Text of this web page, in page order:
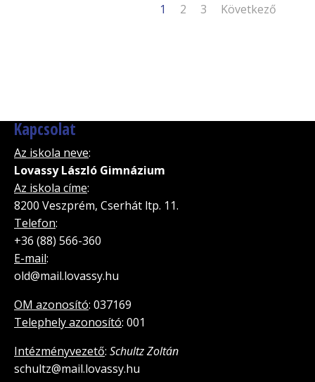
1 2 3 Következő
Kapcsolat
Az iskola neve:
Lovassy László Gimnázium
Az iskola címe:
8200 Veszprém, Cserhát ltp. 11.
Telefon:
+36 (88) 566-360
E-mail:
old@mail.lovassy.hu
OM azonosító: 037169
Telephely azonosító: 001
Intézményvezető: Schultz Zoltán
schultz@mail.lovassy.hu